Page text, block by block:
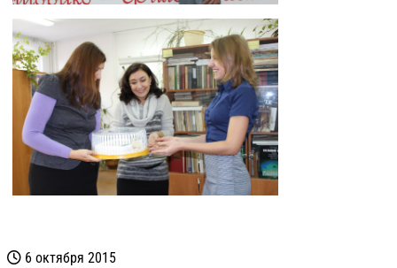
6 октября 2015